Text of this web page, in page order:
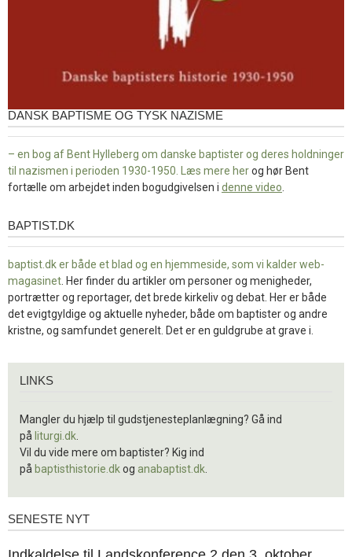
DANSK BAPTISME OG TYSK NAZISME
– en bog af Bent Hylleberg om danske baptister og deres holdninger
til nazismen i perioden 1930-1950. Læs mere herog hør Bent
fortælle om arbejdet inden bogudgivelsen i denne video
baptist.dk
BAPTIST.DK
baptist.dk er både et blad og en hjemmeside, som vi kalder web-
magasinet . Her finder du artikler om personer og menigheder,
portrætter og reportager, det brede kirkeliv og debat. Her er både
det evigtgyldige og aktuelle nyheder, både om baptister og andre
kristne, og samfundet generelt. Det er en guldgrube at grave i.
LINKS
Mangler du hjælp til gudstjenesteplanlægning? Gå ind
på liturgi.dk
Vil du vide mere om baptister? Kig ind
på baptisthistorie.dkog anabaptist.dk
Seneste
SENESTE NYT
1.